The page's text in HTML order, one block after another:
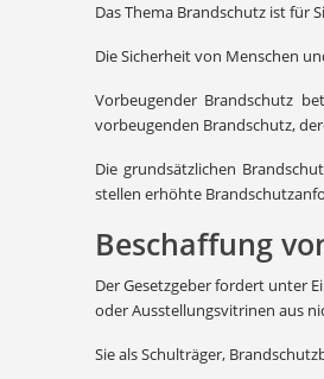
Das Thema Brandschutz ist für
Die Sicherheit von Menschen
Vorbeugender Brandschutz
vorbeugenden Brandschutz,
Die grundsätzlichen
stellen erhöhte
Beschaffung
Der Gesetzgeber fordert unter
oder Ausstellungsvitrinen aus
Sie als Schulträger,